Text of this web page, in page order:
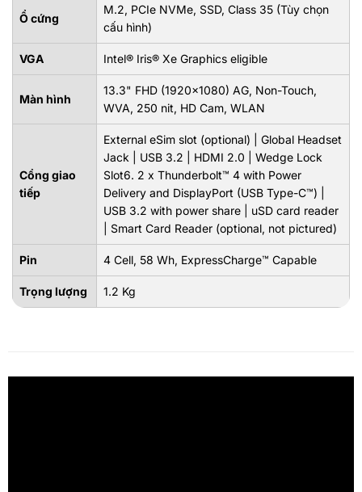
Ổ cứng
M.2, PCIe NVMe, SSD, Class 35 (Tùy chọn
cấu hình)
VGA Intel® Iris® Xe Graphics eligible
Màn hình
13.3" FHD (1920x1080) AG, Non-Touch,
WVA, 250 nit, HD Cam, WLAN
Cổng giao
tiếp
External eSim slot (optional) | Global Headset
Jack | USB 3.2 | HDMI 2.0 | Wedge Lock
Slot6. 2 x Thunderbolt™ 4 with Power
Delivery and DisplayPort (USB Type-C™) |
USB 3.2 with power share | uSD card reader
| Smart Card Reader (optional, not pictured)
Pin 4 Cell, 58 Wh, ExpressCharge™ Capable
Trọng lượng 1.2 Kg